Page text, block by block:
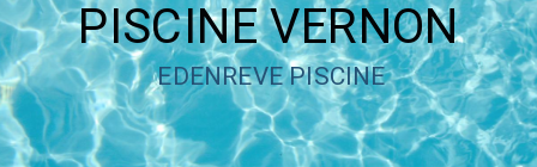
PISCINE VERNON
EDENREVE PISCINE